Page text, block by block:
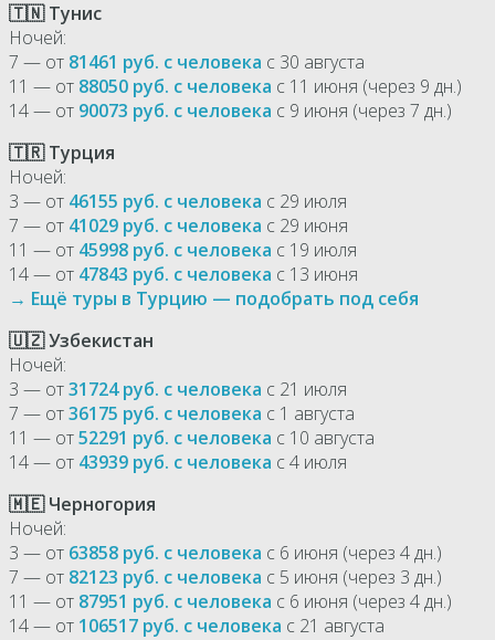
🇹🇳 Тунис
Ночей:
7 — от 81461 руб. с человека с 30 августа
11 — от 88050 руб. с человека с 11 июня (через 9 дн.)
14 — от 90073 руб. с человека с 9 июня (через 7 дн.)
🇹🇷 Турция
Ночей:
3 — от 46155 руб. с человека с 29 июля
7 — от 41029 руб. с человека с 29 июня
11 — от 45998 руб. с человека с 19 июля
14 — от 47843 руб. с человека с 13 июня
→ Ещё туры в Турцию — подобрать под себя
🇺🇿 Узбекистан
Ночей:
3 — от31724 руб. с человека с 21 июля
7 — от36175 руб. с человека с 1 августа
11 — от52291 руб. с человека с 10 августа
14 — от 43939 руб. с человека с 4 июля
🇲🇪 Черногория
Ночей:
3 — от 63858 руб. с человека с 6 июня (через 4 дн.)
7 — от 82123 руб. с человека с 5 июня (через 3 дн.)
11 — от 87951 руб. с человека с 6 июня (через 4 дн.)
14 — от 106517 руб. с человека с 21 августа